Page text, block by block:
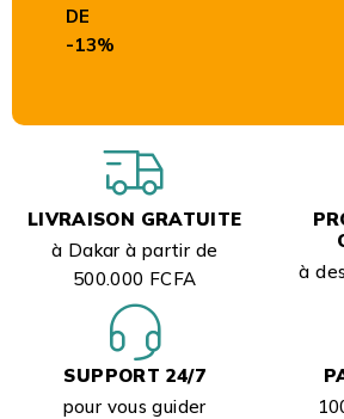
DE
-13%
LIVRAISON GRATUITE
à Dakar à partir de
500.000 FCFA
à
SUPPORT 24/7
pour vous guider